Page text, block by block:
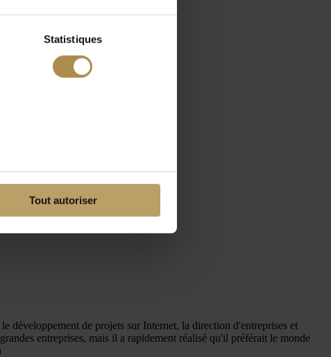
Statistiques
Tout autoriser
développement de projets sur Internet, la direction d'entreprises et
entreprises, mais il a rapidement réalisé qu'il préférait le monde